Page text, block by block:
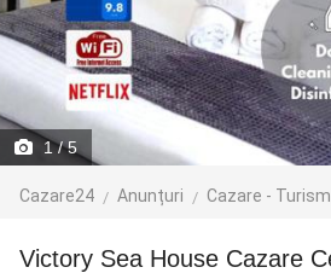
1/ 5
Cazare24 Anunțuri Cazare - Turism
Victory Sea House Cazare Centru, Parcare,